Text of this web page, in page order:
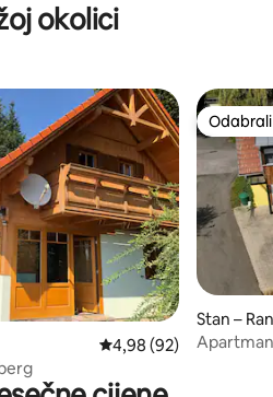
okolici
33 Prosječna ocjena:
4,98 (92)
Stan –
ch